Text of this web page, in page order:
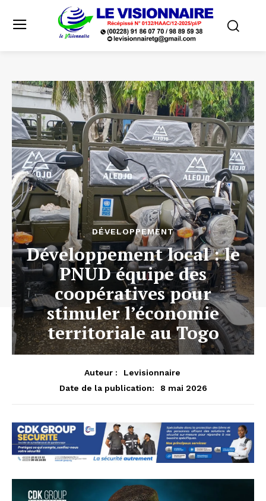
DÉVELOPPEMENT
Développement local : le
PNUD équipe des
coopératives pour
stimuler l’économie
territoriale au Togo
Auteur :
Levisionnaire
Date de la publication:
8 mai 2026